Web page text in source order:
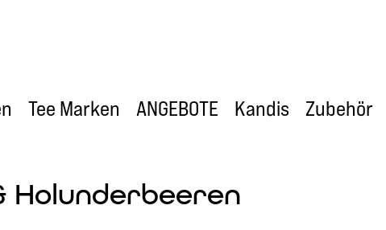
Tee Marken ANGEBOTE Kandis Zubehör
Holunderbeeren